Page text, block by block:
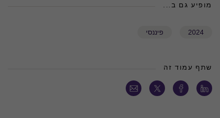
מופיע גם ב...
2024 פיננסי
שתף עמוד זה